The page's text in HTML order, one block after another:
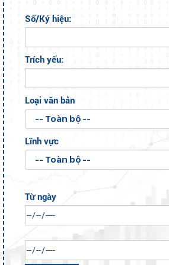
Số/Ký hiệu:
Trích yếu:
Loại văn bản
Lĩnh vực
Từ ngày